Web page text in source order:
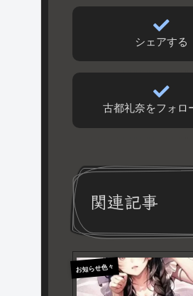
シェアする
古都礼奈をフォロ
関連記事
お知らせ色々